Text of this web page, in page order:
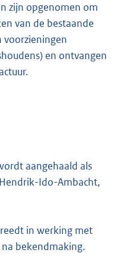
zijn opgenomen om
van de bestaande
voorzieningen
en ontvangen
aangehaald als
Ido-Ambacht,
in werking met
bekendmaking.